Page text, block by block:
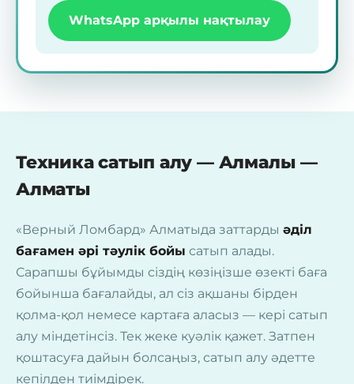
WhatsApp арқылы нақтылау
Техника сатып алу — Алмалы —
Алматы
«Верный Ломбард» Алматыда заттарды әділ
бағамен әрі тәулік бойы сатып алады.
Сарапшы бұйымды сіздің көзіңізше өзекті баға
бойынша бағалайды, ал сіз ақшаны бірден
қолма-қол немесе картаға аласыз — кері сатып
алу міндетінсіз. Тек жеке куәлік қажет. Затпен
қоштасуға дайын болсаңыз, сатып алу әдетте
кепілден тиімдірек.